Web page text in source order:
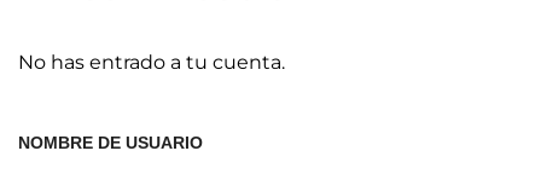
No has entrado a tu cuenta.
NOMBRE DE USUARIO